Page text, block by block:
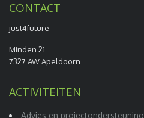
CONTACT
just4future
Minden 21
7327 AW Apeldoorn
ACTIVITEITEN
Advies en projectondersteuning